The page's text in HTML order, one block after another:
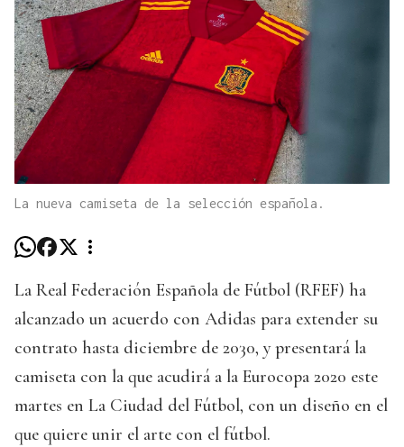
La nueva camiseta de la selección española.
La Real Federación Española de Fútbol (RFEF) ha
alcanzado un acuerdo con Adidas para extender su
contrato hasta diciembre de 2030, y presentará la
camiseta con la que acudirá a la Eurocopa 2020 este
martes en La Ciudad del Fútbol, con un diseño en el
que quiere unir el arte con el fútbol.